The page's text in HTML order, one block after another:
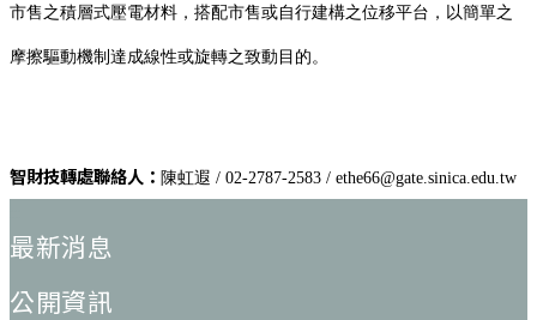
市售之積層式壓電材料，搭配市售或自行建構之位移平台，以簡單之
摩擦驅動機制達成線性或旋轉之致動目的。
智財技轉處聯絡人： 陳虹遐 / 02-2787-2583 / ethe66@gate.sinica.edu.tw
最新消息
公開資訊